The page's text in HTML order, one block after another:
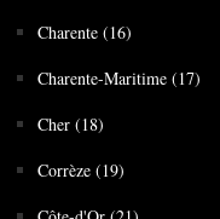
Charente (16)
Charente-Maritime (17)
Cher (18)
Corrèze (19)